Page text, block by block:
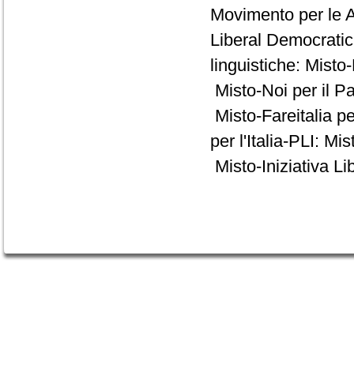
Movimento per le
Liberal
linguistiche:
Misto-Noi per il
Misto-Fareitalia
per l'Italia-PLI:
Misto-Iniziativa